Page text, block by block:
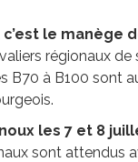
le manège
régionaux de
B70 à B100 sont
les 7 et 8
sont attendus